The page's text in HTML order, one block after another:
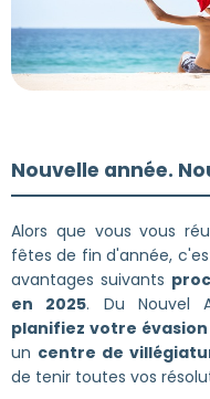
Nouvelle année.
Alors que vous vous
fêtes de fin d'année,
avantages suivants
en 2025. Du Nouvel
planifiez votre
un centre de
de tenir toutes vos